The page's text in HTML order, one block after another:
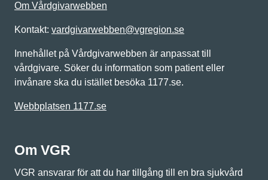
Om Vårdgivarwebben
Kontakt: vardgivarwebben@vgregion.se
Innehållet på Vårdgivarwebben är anpassat till
vårdgivare. Söker du information som patient eller
invånare ska du istället besöka 1177.se.
Webbplatsen 1177.se
Om VGR
VGR ansvarar för att du har tillgång till en bra sjukvård